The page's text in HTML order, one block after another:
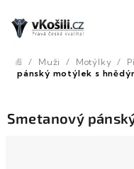
obsah
Domů
/ Muži / Motýlky /
pánský motýlek s
Smetanový